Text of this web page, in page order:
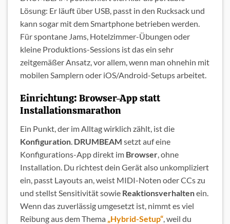
Lösung: Er läuft über USB, passt in den Rucksack und
kann sogar mit dem Smartphone betrieben werden.
Für spontane Jams, Hotelzimmer-Übungen oder
kleine Produktions-Sessions ist das ein sehr
zeitgemäßer Ansatz, vor allem, wenn man ohnehin mit
mobilen Samplern oder iOS/Android-Setups arbeitet.
Einrichtung: Browser-App statt
Installationsmarathon
Ein Punkt, der im Alltag wirklich zählt, ist die
Konfiguration DRUMBEAM setzt auf eine
Konfigurations-App direkt im Browser , ohne
Installation. Du richtest dein Gerät also unkompliziert
ein, passt Layouts an, weist MIDI-Noten oder CCs zu
und stellst Sensitivität sowie Reaktionsverhaltenein.
Wenn das zuverlässig umgesetzt ist, nimmt es viel
Reibung aus dem Thema „Hybrid-Setup“ , weil du